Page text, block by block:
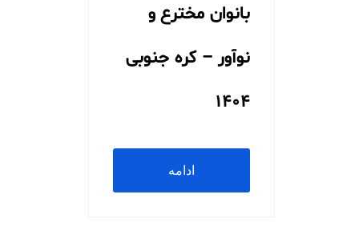
بانوان مخترع و
نوآور – کره جنوبی
1404
ادامه